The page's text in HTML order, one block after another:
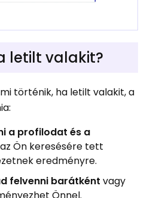
letilt valakit?
történik, ha letilt valakit, a
a profilodat és a
Ön keresésére tett
eredményre.
felvenni barátként vagy
Önnel.